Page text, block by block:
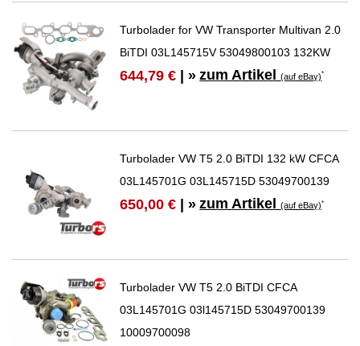
Turbolader for VW Transporter Multivan 2.0
BiTDI 03L145715V 53049800103 132KW
644,79 € | » zum Artikel(auf eBay)*
Turbolader VW T5 2.0 BiTDI 132 kW CFCA
03L145701G 03L145715D 53049700139
650,00 € | » zum Artikel(auf eBay)*
Turbolader VW T5 2.0 BiTDI CFCA
03L145701G 03l145715D 53049700139
10009700098